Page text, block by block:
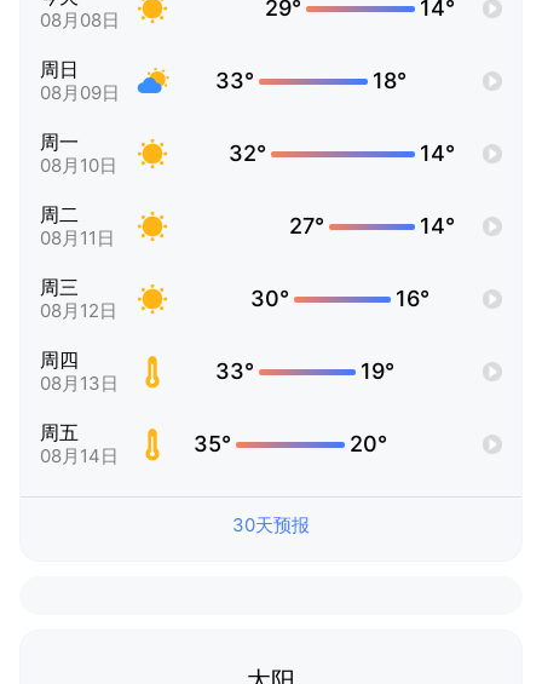
08月08日 29° 14°
周日
08月09日 33° 18°
周一
08月10日 32° 14°
周二
08月11日 27° 14°
周三
08月12日 30° 16°
周四
08月13日 33° 19°
周五
08月14日 35° 20°
30天预报